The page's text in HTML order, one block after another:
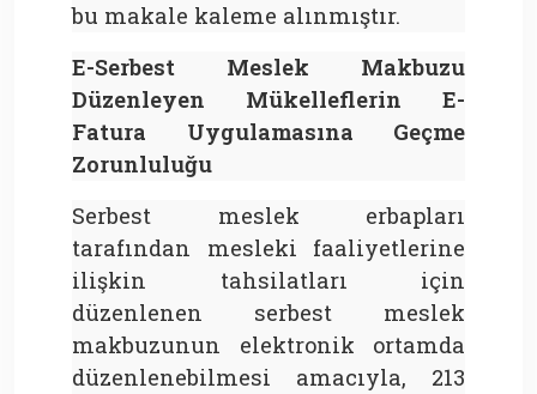
bu makale kaleme alınmıştır.
E-Serbest Meslek Makbuzu
Düzenleyen Mükelleflerin E-
Fatura Uygulamasına Geçme
Zorunluluğu
Serbest meslek erbapları
tarafından mesleki faaliyetlerine
ilişkin tahsilatları için
düzenlenen serbest meslek
makbuzunun elektronik ortamda
düzenlenebilmesi amacıyla, 213